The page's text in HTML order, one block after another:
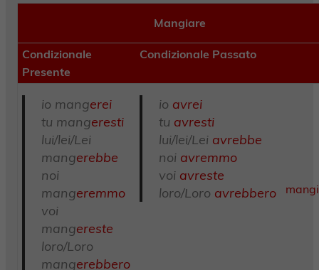
Mangiare
Condizionale
Presente
Condizionale Passato
io mangerei
tu mangeresti
lui/lei/Lei
mangerebbe
noi
mangeremmo
voi
mangereste
loro/Loro
mangerebbero
io avrei
tu avresti
lui/lei/Lei avrebbe
noi avremmo
voi avreste
loro/Loro avrebbero mangi